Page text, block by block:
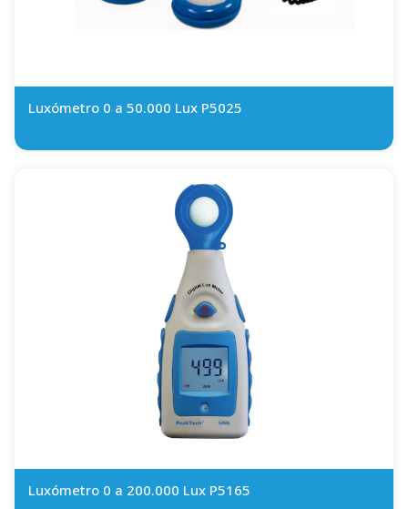
Luxómetro 0 a 50.000 Lux P5025
Luxómetro 0 a 200.000 Lux P5165